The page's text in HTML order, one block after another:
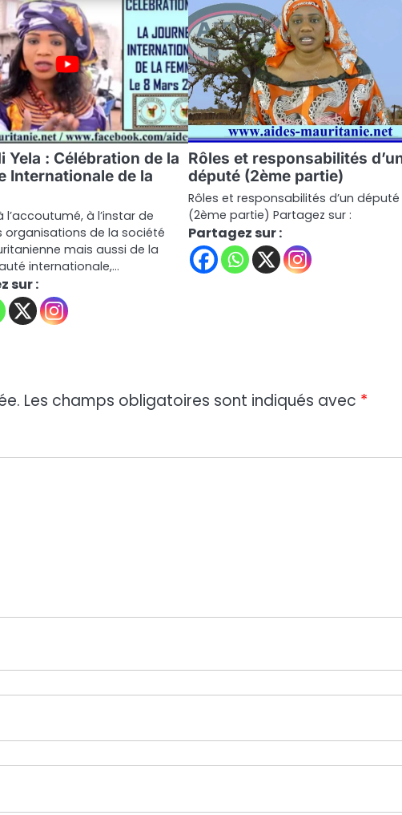
Yela : Célébration de la
Internationale de la
l’accoutumé, à l’instar de
organisations de la société
mais aussi de la
internationale,…
sur :
Rôles et responsabilités
député (2ème partie)
Rôles et responsabilités d’un député
(2ème partie) Partagez sur :
Partagez sur :
Les champs obligatoires sont indiqués avec *